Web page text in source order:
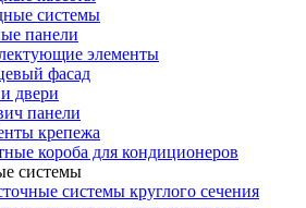
системы
панели
элементы
фасад
двери
панели
крепежа
короба для кондиционеров
системы
системы круглого сечения